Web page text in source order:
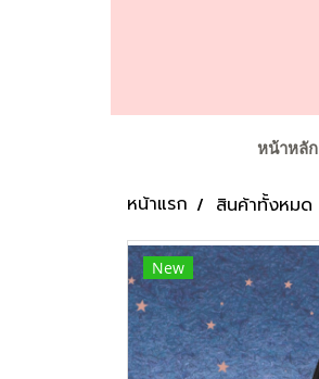
หน้าหลัก
หน้าแรก สินค้าทั้งหมด
New